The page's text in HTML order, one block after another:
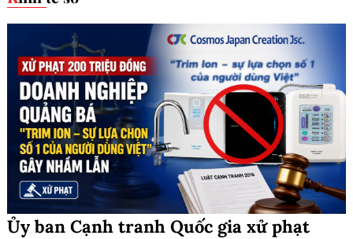
Ủy ban Cạnh tranh Quốc gia xử phạt